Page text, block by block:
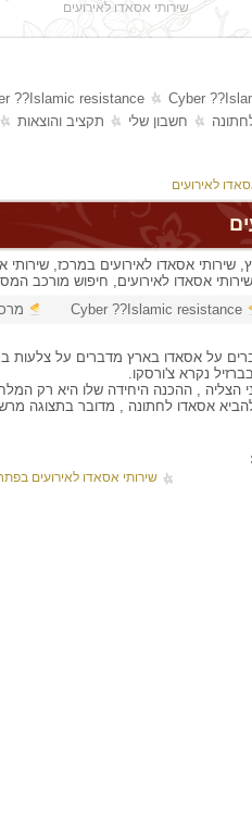
שירותי אסאדו לאירועים
Cyber
??Islamic resistance
חשבון שלי תקציב והוצאות
לאירועים
שירותי אסאדו לאירועים במרכז, שירותי
אסאדו לאירועים, חיפוש מורכב
Cyber ??Islamic resistance
על אסאדו בארץ מדברים על צלעות
נקרא צ'ורסקו.
הצליה , ההכנה היחידה שלו היא רק
אסאדו לחתונה , מדובר בתצוגה
שירותי אסאדו לאירועים